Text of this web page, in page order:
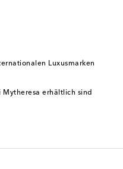
Luxusmarken
erhältlich sind